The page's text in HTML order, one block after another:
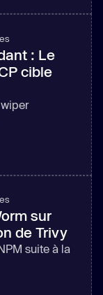
: Le
cible
sur
de Trivy
suite à la